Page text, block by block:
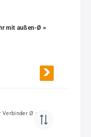
mit außen-Ø =